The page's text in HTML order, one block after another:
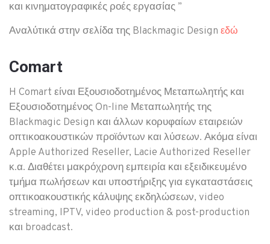
και κινηματογραφικές ροές εργασίας ”
Αναλύτικά στην σελίδα της Blackmagic Design εδώ
Comart
H Comart είναι Εξουσιοδοτημένος Μεταπωλητής και
Εξουσιοδοτημένος On-line Μεταπωλητής της
Blackmagic Design και άλλων κορυφαίων εταιρειών
οπτικοακουστικών προϊόντων και λύσεων. Ακόμα είναι
Apple Authorized Reseller, Lacie Authorized Reseller
κ.α. Διαθέτει μακρόχρονη εμπειρία και εξειδικευμένο
τμήμα πωλήσεων και υποστήριξης για εγκαταστάσεις
οπτικοακουστικής κάλυψης εκδηλώσεων, video
streaming, IPTV, video production & post-production
και broadcast.